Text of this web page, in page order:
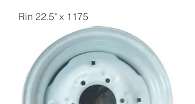
Rin 22.5" x 1175